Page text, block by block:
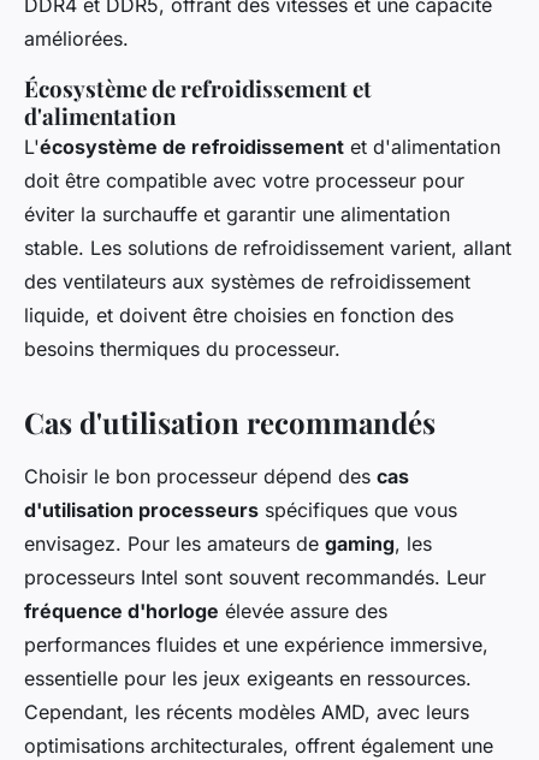
DDR4 et DDR5, offrant des vitesses et une capacité
améliorées.
Écosystème de refroidissement et
d'alimentation
L'écosystème de refroidissement et d'alimentation
doit être compatible avec votre processeur pour
éviter la surchauffe et garantir une alimentation
stable. Les solutions de refroidissement varient, allant
des ventilateurs aux systèmes de refroidissement
liquide, et doivent être choisies en fonction des
besoins thermiques du processeur.
Cas d'utilisation recommandés
Choisir le bon processeur dépend des cas
d'utilisation processeurs spécifiques que vous
envisagez. Pour les amateurs de gaming, les
processeurs Intel sont souvent recommandés. Leur
fréquence d'horloge élevée assure des
performances fluides et une expérience immersive,
essentielle pour les jeux exigeants en ressources.
Cependant, les récents modèles AMD, avec leurs
optimisations architecturales, offrent également une